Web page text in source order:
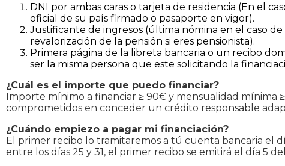
DNI por ambas caras o tarjeta de residencia (En el
oficial de su país firmado o pasaporte en vigor).
Justificante de ingresos (última nómina en el caso
revalorización de la pensión si eres pensionista).
Primera página de la libreta bancaria o un recibo
ser la misma persona que este solicitando la
¿Cuál es el importe que puedo financiar?
Importe mínimo a financiar ≥ 90€ y mensualidad mínima
comprometidos en conceder un crédito responsable
¿Cuándo empiezo a pagar mi financiación?
El primer recibo lo tramitaremos a tú cuenta bancaria el
entre los días 25 y 31, el primer recibo se emitirá el día 5